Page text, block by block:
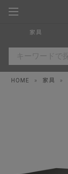
家具
HOME » 家具 »